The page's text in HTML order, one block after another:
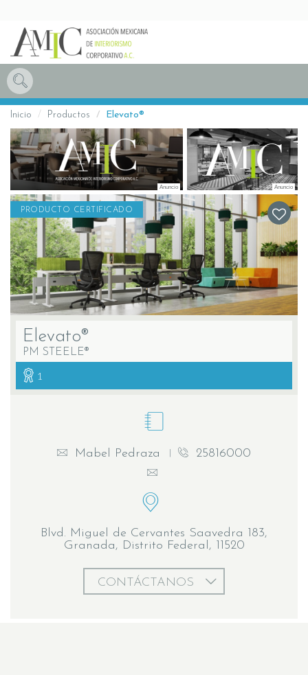
Inicio Productos Elevato®
PRODUCTO CERTIFICADO
Elevato®
PM STEELE®
1
Mabel Pedraza 25816000
Blvd. Miguel de Cervantes Saavedra 183,
Granada, Distrito Federal, 11520
CONTÁCTANOS